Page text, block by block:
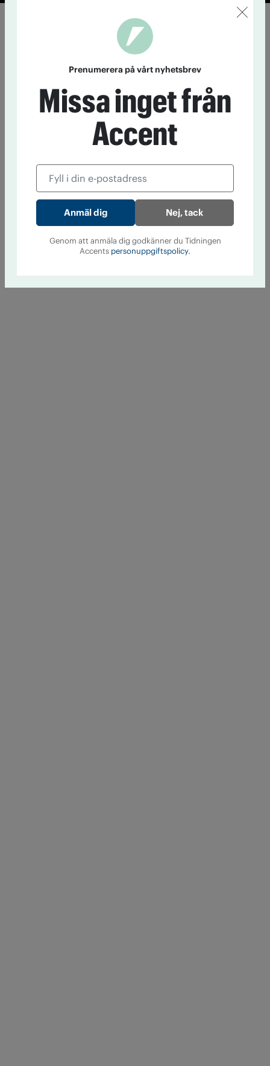
Prenumerera på vårt nyhetsbrev
Missa inget från
Accent
Nej, tack
Genom att anmäla dig godkänner du Tidningen
Accents personuppgiftspolicy.